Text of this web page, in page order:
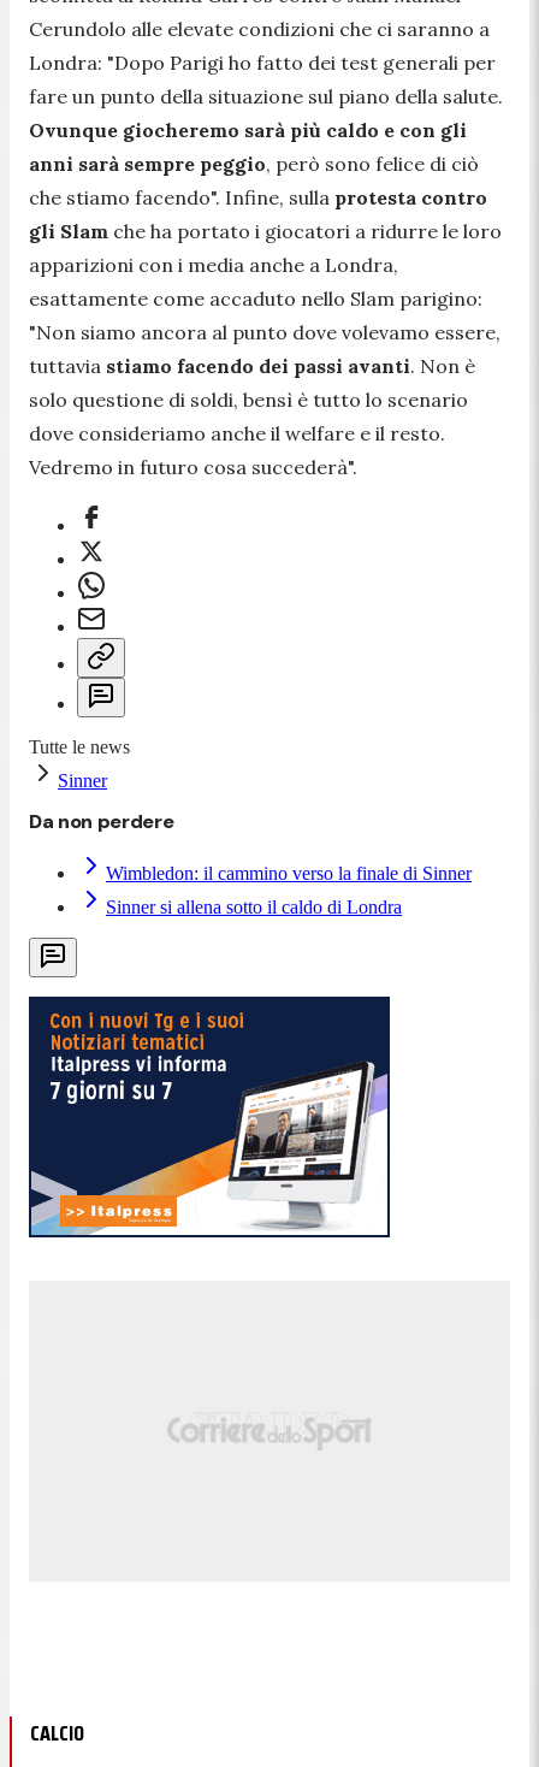
Cerundolo alle elevate condizioni che ci saranno a
Londra: "Dopo Parigi ho fatto dei test generali per
fare un punto della situazione sul piano della salute.
Ovunque giocheremo sarà più caldo e con gli
anni sarà sempre peggio, però sono felice di ciò
che stiamo facendo". Infine, sulla protesta contro
gli Slam che ha portato i giocatori a ridurre le loro
apparizioni con i media anche a Londra,
esattamente come accaduto nello Slam parigino:
"Non siamo ancora al punto dove volevamo essere,
tuttavia stiamo facendo dei passi avanti. Non è
solo questione di soldi, bensì è tutto lo scenario
dove consideriamo anche il welfare e il resto.
Vedremo in futuro cosa succederà".
Tutte le news
Sinner
Da non perdere
Wimbledon: il cammino verso la finale di Sinner
Sinner si allena sotto il caldo di Londra
CALCIO